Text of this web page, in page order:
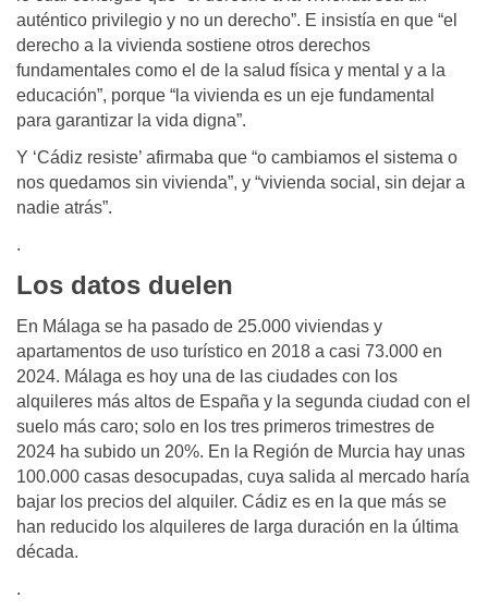
auténtico privilegio y no un derecho”. E insistía en que “el
derecho a la vivienda sostiene otros derechos
fundamentales como el de la salud física y mental y a la
educación”, porque “la vivienda es un eje fundamental
para garantizar la vida digna”.
Y ‘Cádiz resiste’ afirmaba que “o cambiamos el sistema o
nos quedamos sin vivienda”, y “vivienda social, sin dejar a
nadie atrás”.
.
Los datos duelen
En Málaga se ha pasado de 25.000 viviendas y
apartamentos de uso turístico en 2018 a casi 73.000 en
2024. Málaga es hoy una de las ciudades con los
alquileres más altos de España y la segunda ciudad con el
suelo más caro; solo en los tres primeros trimestres de
2024 ha subido un 20%. En la Región de Murcia hay unas
100.000 casas desocupadas, cuya salida al mercado haría
bajar los precios del alquiler. Cádiz es en la que más se
han reducido los alquileres de larga duración en la última
década.
.